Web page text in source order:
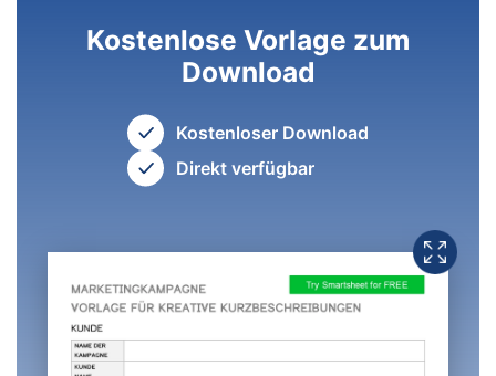
Kostenlose Vorlage zum
Download
Kostenloser Download
Direkt verfügbar